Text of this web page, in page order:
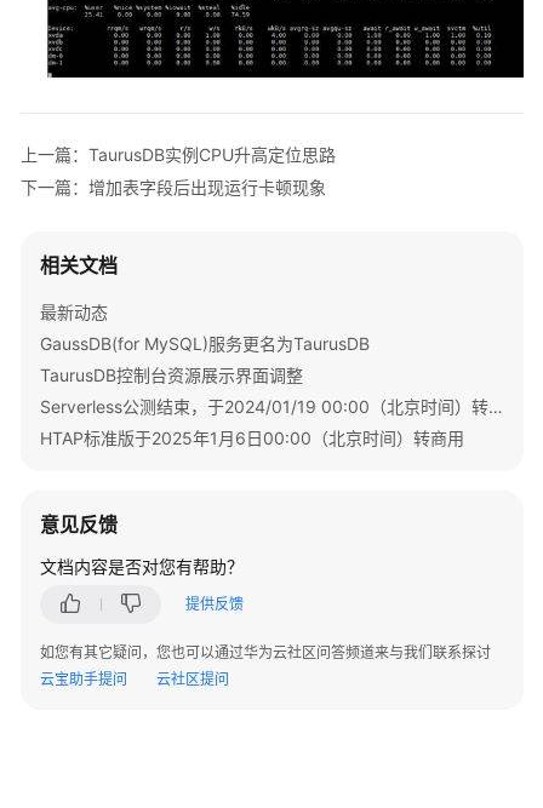
景
代
码
常
见
题
故
障
排
连
SQL
上一篇：TaurusDB实例CPU升高定位思路
下一篇：增加表字段后出现运行卡顿现象
相关文档
最新动态
GaussDB(for MySQL)服务更名为TaurusDB
TaurusDB控制台资源展示界面调整
Serverless公测结束，于2024/01/19 00:00（北京时间）转商用
HTAP标准版于2025年1月6日00:00（北京时间）转商用
意见反馈
文档内容是否对您有帮助？
提供反馈
如您有其它疑问，您也可以通过华为云社区问答频道来与我们联系探讨
云宝助手提问
云社区提问